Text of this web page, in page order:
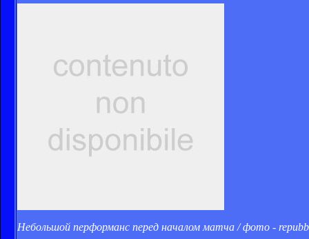
Небольшой перформанс перед началом матча / фото -